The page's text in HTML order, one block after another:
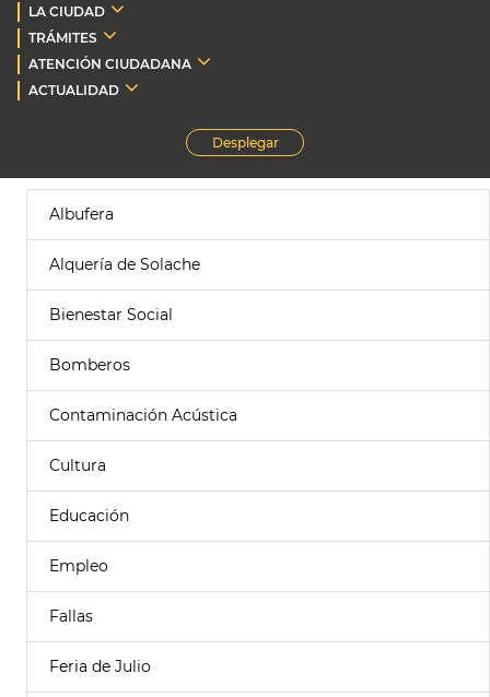
LA CIUDAD
TRÁMITES
ATENCIÓN CIUDADANA
ACTUALIDAD
Desplegar
Albufera
Alquería de Solache
Bienestar Social
Bomberos
Contaminación Acústica
Cultura
Educación
Empleo
Fallas
Feria de Julio